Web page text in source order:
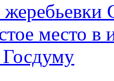
место в